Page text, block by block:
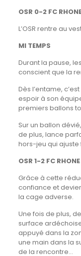
OSR 0-2 FC
L’OSR rentre au
MI TEMPS
Durant la pause,
conscient que la
Dès l’entame,
espoir à son
premiers ballons
Sur un ballon
de plus, lance
hors-jeu qui
OSR 1-2 FC RHONE
Grâce à cette
confiance et
la cage adverse.
Une fois de plus,
surface
appuyé dans la
une main dans la
de la rencontre…